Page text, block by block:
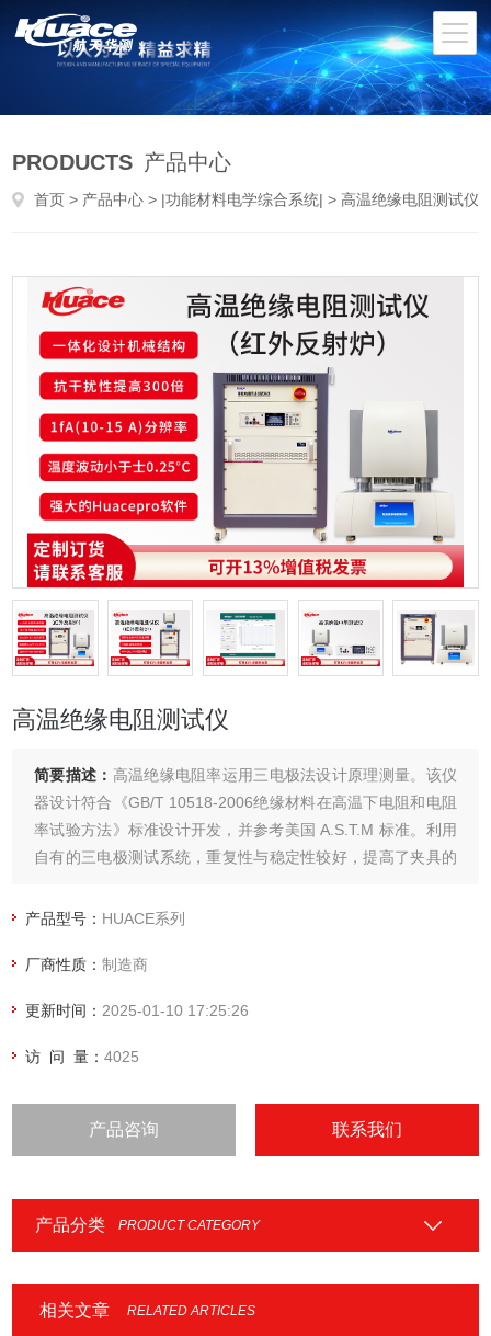
PRODUCTS 产品中心
首页 > 产品中心 > |功能材料电学综合系统| > 高温绝缘电阻测试仪
高温绝缘电阻测试仪
简要描述： 高温绝缘电阻率运用三电极法设计原理测量。该仪
器设计符合《GB/T 10518-2006绝缘材料在高温下电阻和电阻
率试验方法》标准设计开发，并参考美国 A.S.T.M 标准。利用
自有的三电极测试系统，重复性与稳定性较好，提高了夹具的
新材料电学性能研究等用途。
产品型号： HUACE系列
厂商性质：制造商
更新时间： 2025-01-10 17:25:26
访 问 量：4025
产品咨询 联系我们
产品分类 PRODUCT CATEGORY
相关文章 RELATED ARTICLES